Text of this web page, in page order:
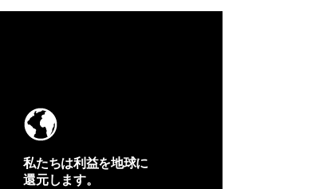
私たちは利益を地球に
還元します。